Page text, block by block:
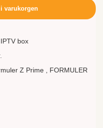
varukorgen
box
Z Prime , FORMULER